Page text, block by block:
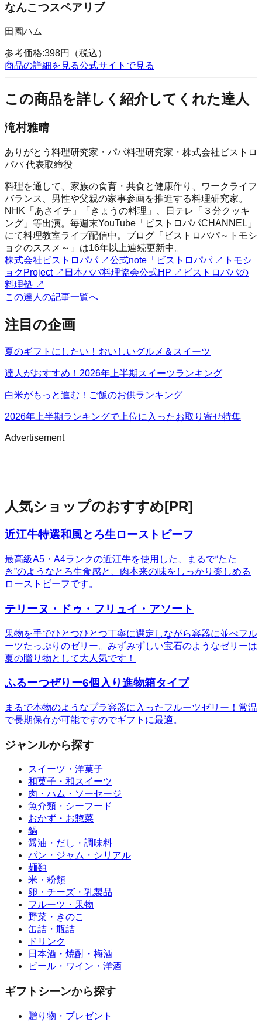
なんこつスペアリブ
田園ハム
参考価格:398円
（税込）
商品の詳細を見る公式サイトで見る
この商品を詳しく紹介してくれた達人
滝村雅晴
ありがとう料理研究家・パパ料理研究家・株式会社ビストロ
パパ 代表取締役
料理を通して、家族の食育・共食と健康作り、ワークライフ
バランス、男性や父親の家事参画を推進する料理研究家。
NHK「あさイチ」「きょうの料理」、日テレ「３分クッキ
ング」等出演。毎週末YouTube「ビストロパパCHANNEL」
にて料理教室ライブ配信中。ブログ「ビストロパパ～トモシ
ョクのススメ～」は16年以上連続更新中。
株式会社ビストロパパ ↗公式note「ビストロパパ ↗ トモシ
ョクProject ↗ 日本パパ料理協会公式HP ↗ ビストロパパの
料理塾 ↗
この達人の記事一覧へ
注目の企画
夏のギフトにしたい！おいしいグルメ＆スイーツ
達人がおすすめ！2026年上半期スイーツランキング
白米がもっと進む！ご飯のお供ランキング
2026年上半期ランキングで上位に入ったお取り寄せ特集
Advertisement
人気ショップのおすすめ[PR]
近江牛特選和風とろ生ローストビーフ
最高級A5・A4ランクの近江牛を使用した、まるで“たた
き”のようなとろ生食感と、肉本来の味をしっかり楽しめる
ローストビーフです。
テリーヌ・ドゥ・フリュイ・アソート
果物を手でひとつひとつ丁寧に選定しながら容器に並べフル
ーツたっぷりのゼリー。みずみずしい宝石のようなゼリーは
夏の贈り物として大人気です！
ふるーつぜりー6個入り進物箱タイプ
まるで本物のようなプラ容器に入ったフルーツゼリー！常温
で長期保存が可能ですのでギフトに最適。
ジャンルから探す
スイーツ・洋菓子
和菓子・和スイーツ
肉・ハム・ソーセージ
魚介類・シーフード
おかず・お惣菜
鍋
醤油・だし・調味料
パン・ジャム・シリアル
麺類
米・粉類
卵・チーズ・乳製品
フルーツ・果物
野菜・きのこ
缶詰・瓶詰
ドリンク
日本酒・焼酎・梅酒
ビール・ワイン・洋酒
ギフトシーンから探す
贈り物・プレゼント